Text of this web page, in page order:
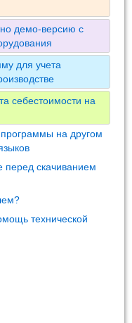
демо-версию с
для учета
себестоимости на
на другом
перед скачиванием
технической